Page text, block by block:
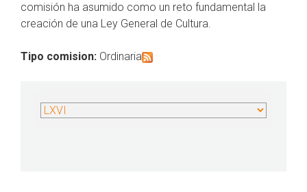
comisión ha asumido como un reto fundamental la
creación de una Ley General de Cultura.
Tipo comision: Ordinaria